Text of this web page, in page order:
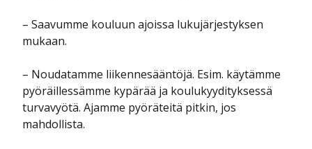
– Saavumme kouluun ajoissa lukujärjestyksen
mukaan.
– Noudatamme liikennesääntöjä. Esim. käytämme
pyöräillessämme kypärää ja koulukyydityksessä
turvavyötä. Ajamme pyöräteitä pitkin, jos
mahdollista.